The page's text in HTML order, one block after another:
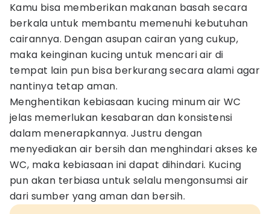
Kamu bisa memberikan makanan basah secara
berkala untuk membantu memenuhi kebutuhan
cairannya. Dengan asupan cairan yang cukup,
maka keinginan kucing untuk mencari air di
tempat lain pun bisa berkurang secara alami agar
nantinya tetap aman.
Menghentikan kebiasaan kucing minum air WC
jelas memerlukan kesabaran dan konsistensi
dalam menerapkannya. Justru dengan
menyediakan air bersih dan menghindari akses ke
WC, maka kebiasaan ini dapat dihindari. Kucing
pun akan terbiasa untuk selalu mengonsumsi air
dari sumber yang aman dan bersih.